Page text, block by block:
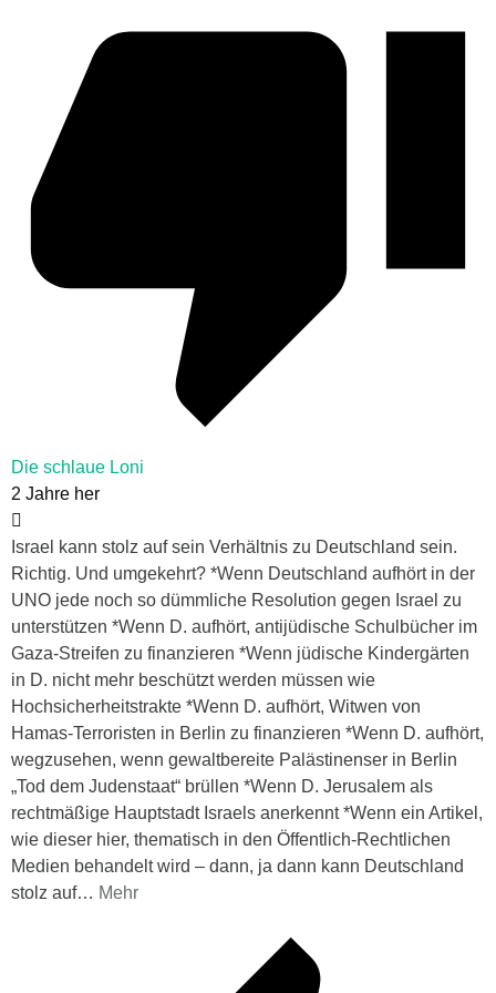
Die schlaue Loni
2 Jahre her
Israel kann stolz auf sein Verhältnis zu Deutschland sein.
Richtig. Und umgekehrt? *Wenn Deutschland aufhört in der
UNO jede noch so dümmliche Resolution gegen Israel zu
unterstützen *Wenn D. aufhört, antijüdische Schulbücher im
Gaza-Streifen zu finanzieren *Wenn jüdische Kindergärten
in D. nicht mehr beschützt werden müssen wie
Hochsicherheitstrakte *Wenn D. aufhört, Witwen von
Hamas-Terroristen in Berlin zu finanzieren *Wenn D. aufhört,
wegzusehen, wenn gewaltbereite Palästinenser in Berlin
„Tod dem Judenstaat“ brüllen *Wenn D. Jerusalem als
rechtmäßige Hauptstadt Israels anerkennt *Wenn ein Artikel,
wie dieser hier, thematisch in den Öffentlich-Rechtlichen
Medien behandelt wird – dann, ja dann kann Deutschland
stolz auf… Mehr